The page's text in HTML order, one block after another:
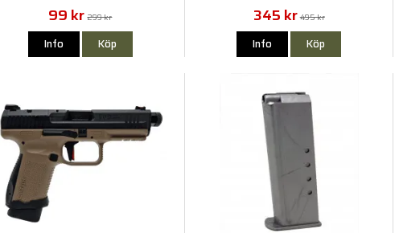
99 kr 299 kr
Info Köp
345 kr 495 kr
Info Köp